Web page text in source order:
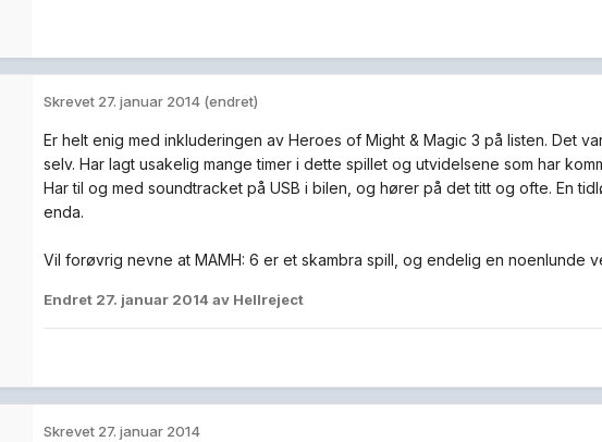
Skrevet 27. januar 2014 (endret)
Er helt enig med inkluderingen av Heroes of Might & Magic 3 på listen. Det
selv. Har lagt usakelig mange timer i dette spillet og utvidelsene som har
Har til og med soundtracket på USB i bilen, og hører på det titt og ofte. En
enda.
Vil forøvrig nevne at MAMH: 6 er et skambra spill, og endelig en noenlunde
Endret 27. januar 2014 av Hellreject
Skrevet 27. januar 2014